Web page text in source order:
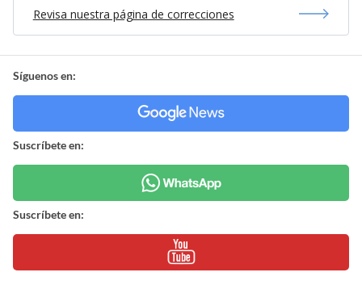
Revisa nuestra página de correcciones
Síguenos en:
Suscríbete en:
Suscríbete en: